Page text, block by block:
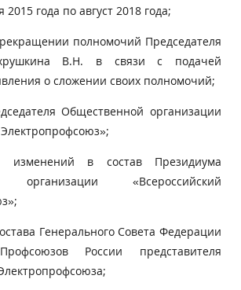
2015 года по август 2018 года;
полномочий Председателя
В.Н. в связи с подачей
о сложении своих полномочий;
Общественной организации
в состав Президиума
организации «Всероссийский
Генерального Совета Федерации
России представителя